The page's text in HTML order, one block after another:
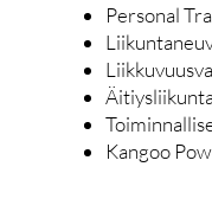
Personal
Kangoo